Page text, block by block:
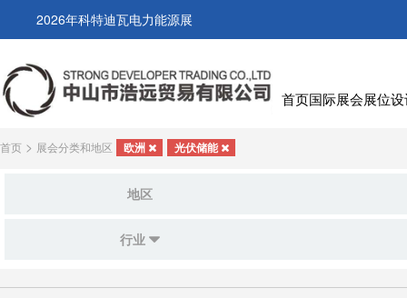
2026年科特迪瓦电力能源展
首页国际展会展位
首页 > 展会分类和地区 欧洲 光伏储能
地区
行业